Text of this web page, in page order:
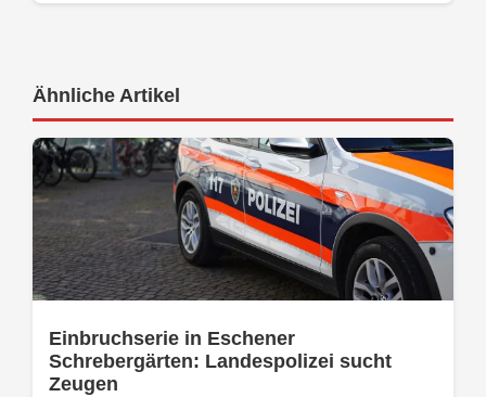
Ähnliche Artikel
Einbruchserie in Eschener
Schrebergärten: Landespolizei sucht
Zeugen